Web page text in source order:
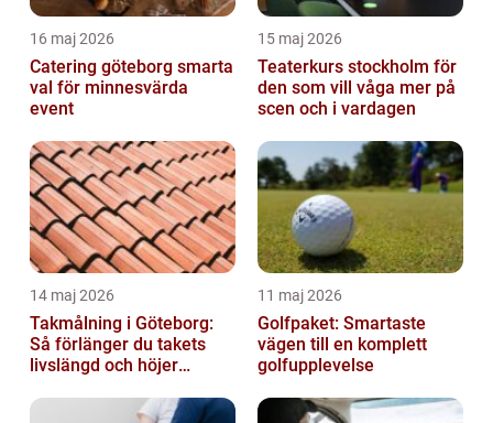
16 maj 2026
Catering göteborg smarta
val för minnesvärda
event
15 maj 2026
Teaterkurs stockholm för
den som vill våga mer på
scen och i vardagen
14 maj 2026
Takmålning i Göteborg:
Så förlänger du takets
livslängd och höjer
11 maj 2026
Golfpaket: Smartaste
vägen till en komplett
golfupplevelse